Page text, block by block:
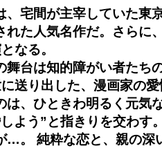
、宅間が主宰していた
れた人気名作だ。さらに
なる。
舞台は知的障がい者た
送り出した、漫画家の
は、ひときわ明るく元気
よう”と指きりを交わす
…。 純粋な恋と、親の深